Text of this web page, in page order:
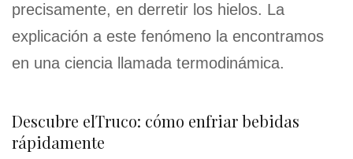
precisamente, en derretir los hielos. La
explicación a este fenómeno la encontramos
en una ciencia llamada termodinámica.
Descubre elTruco: cómo enfriar bebidas
rápidamente